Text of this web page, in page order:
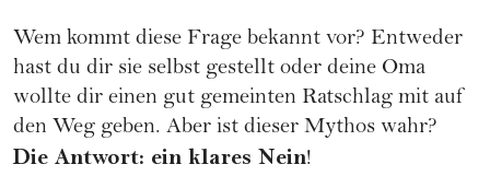
Wem kommt diese Frage bekannt vor? Entweder
hast du dir sie selbst gestellt oder deine Oma
wollte dir einen gut gemeinten Ratschlag mit auf
den Weg geben. Aber ist dieser Mythos wahr?
Die Antwort: ein klares Nein!